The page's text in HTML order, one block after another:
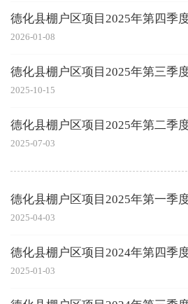
德化县棚户区项目2025年第四季
2026-01-08
德化县棚户区项目2025年第三季
2025-10-15
德化县棚户区项目2025年第二季
2025-07-03
德化县棚户区项目2025年第一季
2025-04-03
德化县棚户区项目2024年第四季
2025-01-03